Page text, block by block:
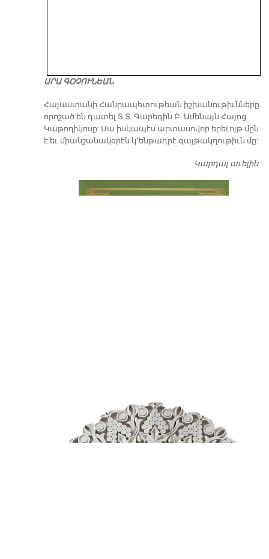
ԱՐԱ ԳՕՉՈՒՆԵԱՆ
​Հայաստանի Հանրապետութեան իշխանութիւնները
որոշած են դատել Տ.Տ. Գարեգին Բ. Ամենայն Հայոց
Կաթողիկոսը: Սա իսկապէս արտասովոր երեւոյթ մըն
է եւ միանշանակօրէն կ՚ենթադրէ գայթակղութիւն մը:
Կարդալ աւելին